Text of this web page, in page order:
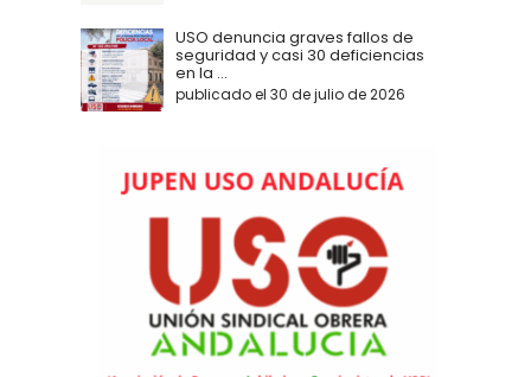
USO denuncia graves fallos de
seguridad y casi 30 deficiencias
en la ...
publicado el 30 de julio de 2026